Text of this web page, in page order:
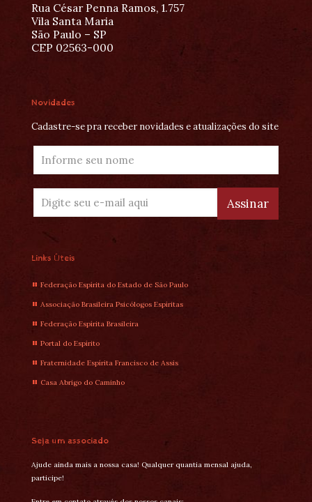
Rua César Penna Ramos, 1.757
Vila Santa Maria
São Paulo – SP
CEP 02563-000
Novidades
Cadastre-se pra receber novidades e atualizações do site
Links Úteis
Federação Espírita do Estado de São Paulo
Associação Brasileira Psicólogos Espíritas
Federação Espírita Brasileira
Portal do Espírito
Fraternidade Espírita Francisco de Assis
Casa Abrigo do Caminho
Seja um associado
Ajude ainda mais a nossa casa! Qualquer quantia mensal ajuda,
participe!